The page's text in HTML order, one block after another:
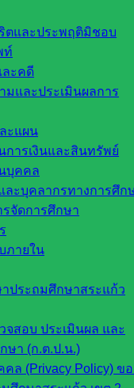
ริตและประพฤติมิชอบ
ท์
ละคดี
มและประเมินผลการ
ะแผน
การเงินและสินทรัพย์
บุคคล
ะบุคลากรทางการศึก
รจัดการศึกษา
ภายใน
ประถมศึกษาสระแก้ว
สอบ ประเมินผล และ
ษา (ก.ต.ป.น.)
ล (Privacy Policy) ข